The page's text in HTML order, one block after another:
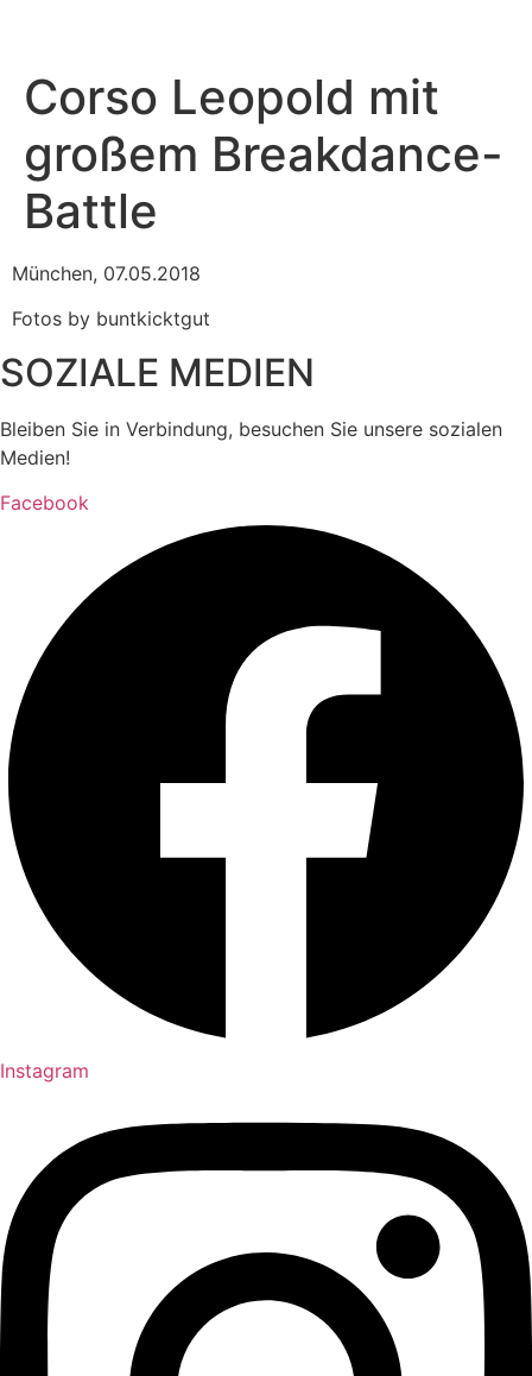
Corso Leopold mit
großem Breakdance-
Battle
München, 07.05.2018
Fotos by buntkicktgut
SOZIALE MEDIEN
Bleiben Sie in Verbindung, besuchen Sie unsere sozialen
Medien!
Facebook
Instagram